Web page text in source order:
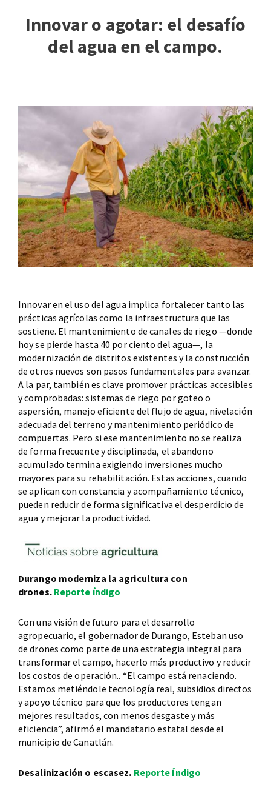
Innovar o agotar: el desafío
del agua en el campo.
Innovar en el uso del agua implica fortalecer tanto las
prácticas agrícolas como la infraestructura que las
sostiene. El mantenimiento de canales de riego —donde
hoy se pierde hasta 40 por ciento del agua—, la
modernización de distritos existentes y la construcción
de otros nuevos son pasos fundamentales para avanzar.
A la par, también es clave promover prácticas accesibles
y comprobadas: sistemas de riego por goteo o
aspersión, manejo eficiente del flujo de agua, nivelación
adecuada del terreno y mantenimiento periódico de
compuertas. Pero si ese mantenimiento no se realiza
de forma frecuente y disciplinada, el abandono
acumulado termina exigiendo inversiones mucho
mayores para su rehabilitación. Estas acciones, cuando
se aplican con constancia y acompañamiento técnico,
pueden reducir de forma significativa el desperdicio de
agua y mejorar la productividad.
Durango moderniza la agricultura con
drones. Reporte índigo
Con una visión de futuro para el desarrollo
agropecuario, el gobernador de Durango, Esteban uso
de drones como parte de una estrategia integral para
transformar el campo, hacerlo más productivo y reducir
los costos de operación.. “El campo está renaciendo.
Estamos metiéndole tecnología real, subsidios directos
y apoyo técnico para que los productores tengan
mejores resultados, con menos desgaste y más
eficiencia”, afirmó el mandatario estatal desde el
municipio de Canatlán.
Desalinización o escasez. Reporte Índigo